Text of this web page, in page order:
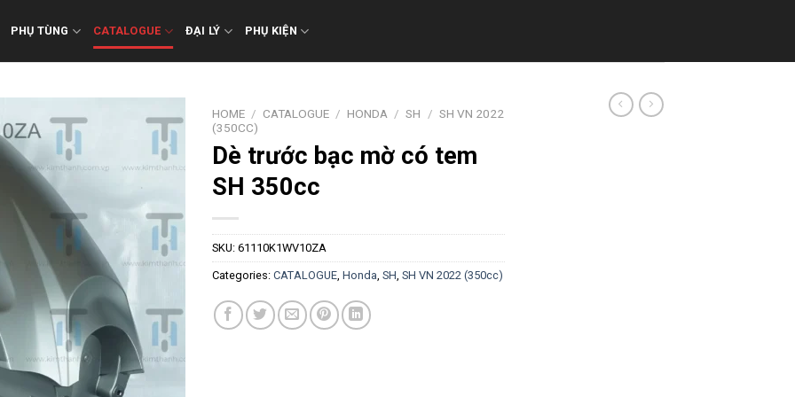
PHỤ TÙNG CATALOGUE ĐẠI LÝ PHỤ KIỆN
HOME / CATALOGUE / HONDA / SH / SH VN 2022
(350CC)
Dè trước bạc mờ có tem
SH 350cc
SKU: 61110K1WV10ZA
Categories: CATALOGUE Honda SH SH VN 2022 (350cc)